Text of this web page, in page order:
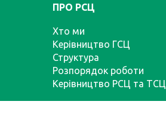
ПРО РСЦ
Хто ми
Керівництво ГСЦ
Структура
Розпорядок роботи
Керівництво РСЦ та ТСЦ